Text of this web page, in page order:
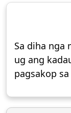
Sa diha nga
ug ang
pagsakop